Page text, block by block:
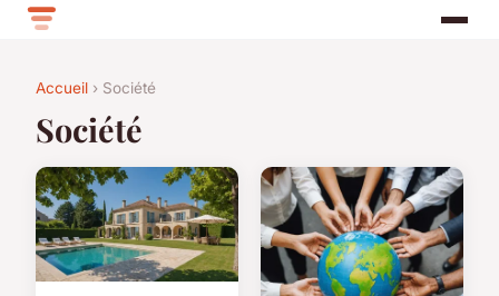
Accueil › Société
Société